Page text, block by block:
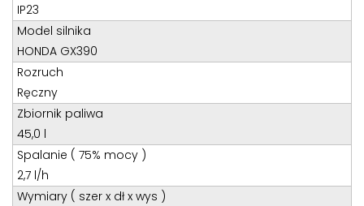
IP23
Model silnika
HONDA GX390
Rozruch
Ręczny
Zbiornik paliwa
45,0 l
Spalanie ( 75% mocy )
2,7 l/h
Wymiary ( szer x dł x wys )